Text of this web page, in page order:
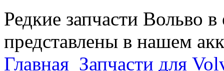
Редкие запчасти Вольво
представлены в нашем
Главная Запчасти для